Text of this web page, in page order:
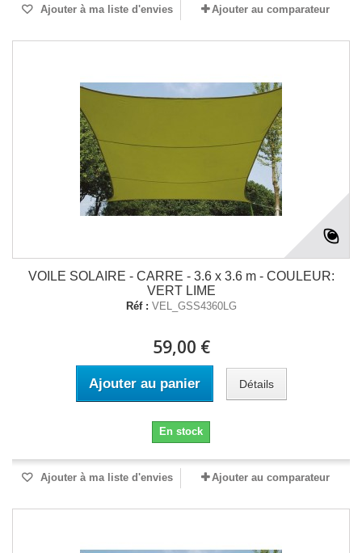
Ajouter à ma liste d'envies Ajouter au comparateur
VOILE SOLAIRE - CARRE - 3.6 x 3.6 m - COULEUR:
VERT LIME
Réf : VEL_GSS4360LG
59,00 €
Ajouter au panier Détails
En stock
Ajouter à ma liste d'envies Ajouter au comparateur